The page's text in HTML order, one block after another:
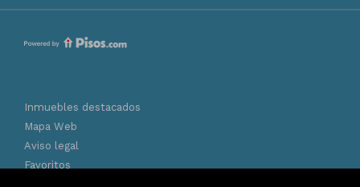
Inmuebles destacados
Mapa Web
Aviso legal
Favoritos